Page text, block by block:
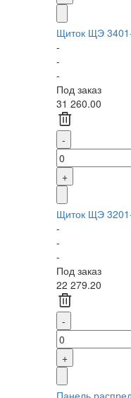
Щиток ЩЭ
-
-
-
Под заказ
31 260.00
Щиток ЩЭ
-
-
-
Под заказ
22 279.20
Панель